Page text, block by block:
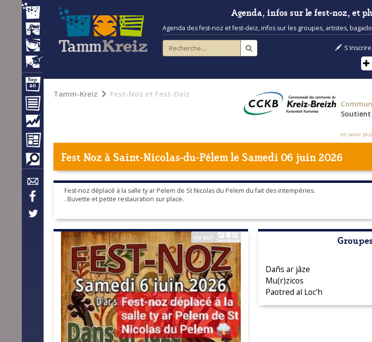
Agenda, infos sur le fest-noz, et
Agenda des fest-noz et fest-deiz, infos sur les groupes, artistes,
S'inscrire
Tamm-Kreiz Fest-Noz et Fest-Deiz
en savoir
Fest Noz àSaint-Nicolas-du-Pélemle Samedi 06 juin 2026
Fest-noz déplacé à la salle ty ar Pelem de St Nicolas du Pelem du fait des intempéries.
. Buvette et petite restauration sur place.
Dañs ar jâze
Mu(r)zicos
Paotred al Loc'h